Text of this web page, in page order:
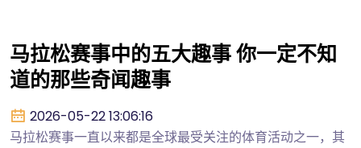
马拉松赛事中的五大趣事 你一定不知
道的那些奇闻趣事
2026-05-22 13:06:16
马拉松赛事一直以来都是全球最受关注的体育活动之一，其